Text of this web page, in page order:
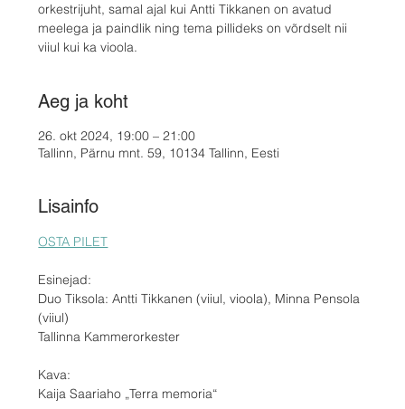
orkestrijuht, samal ajal kui Antti Tikkanen on avatud
meelega ja paindlik ning tema pillideks on võrdselt nii
viiul kui ka vioola.
Aeg ja koht
26. okt 2024, 19:00 – 21:00
Tallinn, Pärnu mnt. 59, 10134 Tallinn, Eesti
Lisainfo
OSTA PILET
Esinejad:
Duo Tiksola: Antti Tikkanen (viiul, vioola), Minna Pensola
(viiul)
Tallinna Kammerorkester
Kava:
Kaija Saariaho „Terra memoria“